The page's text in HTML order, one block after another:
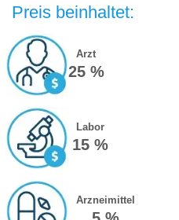
Preis beinhaltet:
Arzt
25 %
Labor
15 %
Arzneimittel